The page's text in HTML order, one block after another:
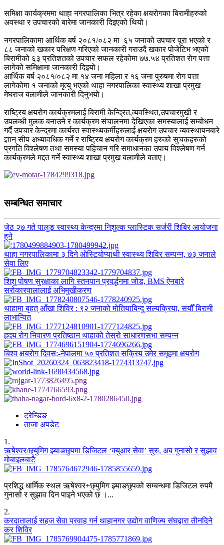
समिक्षा कार्यक्रममा थाहा नगरपालिका भित्र रहेका क्षयरोगका बिरामीहरुको
अवस्था र उपचारको बारेमा जानकारी दिइएको थियो।
नगरपालिकामा आर्थिक बर्ष २०८१/०८२ मा ६५ जनाको उपचार पूरा भएको र
८८ जनाको खकार परिक्षण गरिएको जानकारी गराउदै खकार पोजेटिभ भएको
बिरामीको ६३ प्रतिशतको उपचार सफल रहेकोमा ७७.५४ प्रतिशत रोग पत्ता
लागेको समिक्षामा जानकारी दिइयो।
आर्थिक बर्ष २०८१/०८२ मा १४ जना महिला र १६ जना पुरुषमा रोग पत्ता
लागेकोमा १ जनाको मृत्यु भएको थाहा नगरपालिका स्वास्थ्य शाखा प्रमुख
मेघराज बलामीले जानकारी दिनुभयो।
राष्ट्रिय क्षयरोग कार्यक्रमलाई बिरामी केन्द्रित,व्यवस्थित,उपचारमुखी र
उपलब्धी मुलक बनाउने र कार्यक्रम संचालनमा देखिएका समस्यालाई सम्बोधन
गर्दै उपचार केन्द्रमा कार्यरत स्वास्थ्यकर्मीहरुलाई क्षयरोग उपचार व्यवस्थापनबारे
ज्ञान् सीप अध्यावधिक गर्ने र राष्ट्रिय क्षयरोग कार्यक्रम हरुको सुचकहरुको
प्रगति विश्लेषण तथा समस्या पहिचान गरि समाधानका उपाय विश्लेषण गर्न
कार्यक्रमले मद्दत गर्ने स्वास्थ्य शाखा प्रमुख बलामीले बताए।
सम्बन्धित समाचार
जेठ २७ गते पालुङ स्वास्थ्य केन्द्रमा निशुल्क प्लास्टिक सर्जरी शिबिर आयोजना
हुने
थाहा नगरपालिकामा ३ दिने ओस्टियोप्याथी स्वास्थ्य शिविर सम्पन्न, ७३ जनाले
सेवा लिए
शिशु पोषण सुरक्षाका लागि स्तनपान प्रवर्द्धनमा जोड, BMS ऐनबारे
सरोकारवालालाई अभिमुखीकरण
थाहामा बृहत् आँखा शिविर : ९२ जनाको मोतियाबिन्दु सल्यक्रिया, सयौँ बिरामी
लाभान्वित
हृदय रोग निवारण प्रतिष्ठान थाहाको तेस्रो साधारणसभा सम्पन्न
बिश्व क्षयरोग दिवस:-नेपालमा ५० प्रतिशत सक्रिय उमेर समूहमा क्षयरोग
ट्रेन्डिङ
ताजा अपडेट
1 .
ऋषेश्वर/छ्युमिग झ्याङछुपमा डिजिटल ‘क्युआर सेवा’ सुरु, अब गुनासो र सुझाव
मोबाइलबाटै
प्रशिद्ध धार्मिक स्थल ऋषेश्वर÷छ्युमिग झ्याङछुपको सम्बन्धमा डिजिटल रुपमै
गुनासो र सुझाव दिन पाइने भएको छ ।...
2.
करदातालाई सहज सेवा प्रवाह गर्न थाहानगर उद्योग वाणिज्य संघद्वारा तीनदिने
कर शिविर